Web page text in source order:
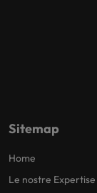
Sitemap
Home
Le nostre Expertise